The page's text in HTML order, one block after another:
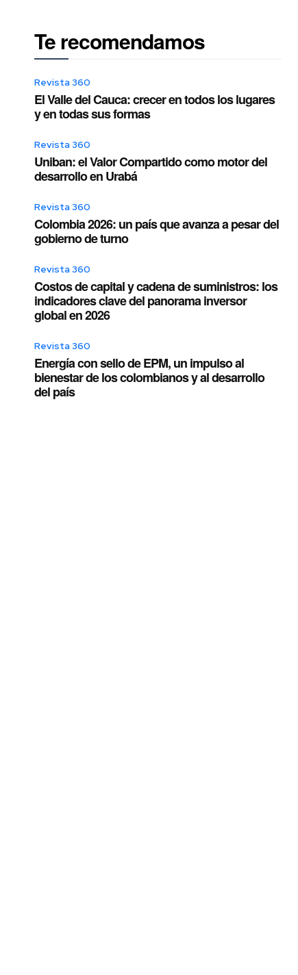
Te recomendamos
Revista 360
El Valle del Cauca: crecer en todos los lugares
y en todas sus formas
Revista 360
Uniban: el Valor Compartido como motor del
desarrollo en Urabá
Revista 360
Colombia 2026: un país que avanza a pesar del
gobierno de turno
Revista 360
Costos de capital y cadena de suministros: los
indicadores clave del panorama inversor
global en 2026
Revista 360
Energía con sello de EPM, un impulso al
bienestar de los colombianos y al desarrollo
del país